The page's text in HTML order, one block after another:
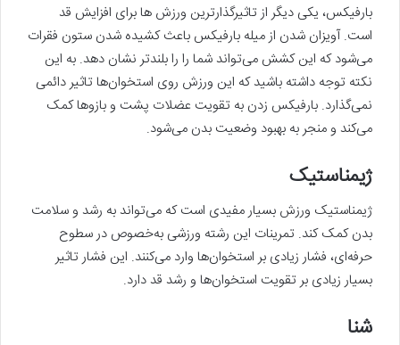
بارفیکس، یکی دیگر از تاثیرگذارترین ورزش ‌ها برای افزایش قد
است. آویزان شدن از میله بارفیکس باعث کشیده شدن ستون فقرات
می‌شود که این کشش می‌تواند شما را را بلندتر نشان دهد. به این
نکته توجه داشته باشید که این ورزش روی استخوان‌ها تاثیر دائمی
نمی‌گذارد. بارفیکس زدن به تقویت عضلات پشت و بازوها کمک
می‌کند و منجر به بهبود وضعیت بدن می‌شود.
ژیمناستیک
ژیمناستیک ورزش بسیار مفیدی است که می‌تواند به رشد و سلامت
بدن کمک کند. تمرینات این رشته ورزشی به‌خصوص در سطوح
حرفه‌ای، فشار زیادی بر استخوان‌ها وارد می‌کنند. این فشار تاثیر
بسیار زیادی بر تقویت استخوان‌ها و رشد قد دارد.
شنا